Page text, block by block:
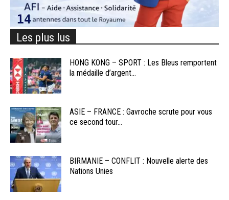
Les plus lus
HONG KONG – SPORT : Les Bleus remportent
la médaille d’argent...
ASIE – FRANCE : Gavroche scrute pour vous
ce second tour...
BIRMANIE – CONFLIT : Nouvelle alerte des
Nations Unies